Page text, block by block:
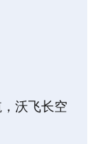
沃飞长空